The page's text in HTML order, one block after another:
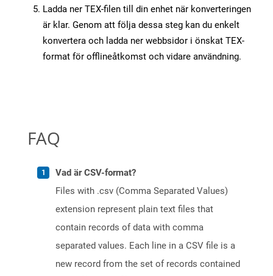
Ladda ner TEX-filen till din enhet när konverteringen
är klar. Genom att följa dessa steg kan du enkelt
konvertera och ladda ner webbsidor i önskat TEX-
format för offlineåtkomst och vidare användning.
FAQ
Vad är CSV-format?
Files with .csv (Comma Separated Values)
extension represent plain text files that
contain records of data with comma
separated values. Each line in a CSV file is a
new record from the set of records contained